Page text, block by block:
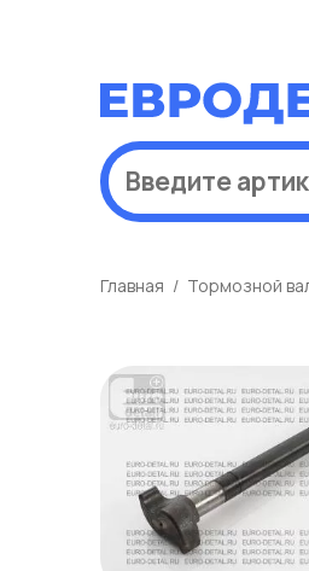
Главная Тормозной